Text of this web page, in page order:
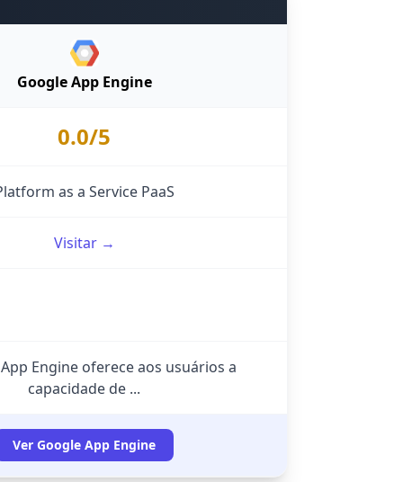
Google App Engine
0.0/5
as a Service PaaS
Visitar →
Engine oferece aos usuários a
capacidade de ...
Ver Google App Engine